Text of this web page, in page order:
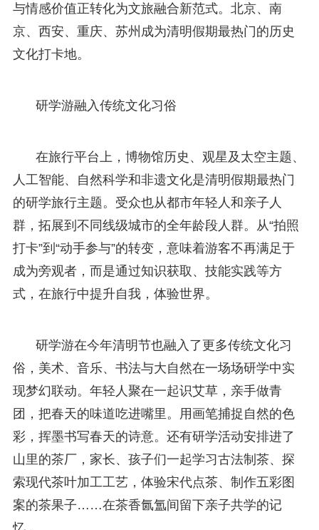
与情感价值正转化为文旅融合新范式。北京、南
京、西安、重庆、苏州成为清明假期最热门的历史
文化打卡地。
研学游融入传统文化习俗
在旅行平台上，博物馆历史、观星及太空主题、
人工智能、自然科学和非遗文化是清明假期最热门
的研学旅行主题。受众也从都市年轻人和亲子人
群，拓展到不同线级城市的全年龄段人群。从“拍照
打卡”到“动手参与”的转变，意味着游客不再满足于
成为旁观者，而是通过知识获取、技能实践等方
式，在旅行中提升自我，体验世界。
研学游在今年清明节也融入了更多传统文化习
俗，美术、音乐、书法与大自然在一场场研学中实
现梦幻联动。年轻人聚在一起识艾草，亲手做青
团，把春天的味道吃进嘴里。用画笔捕捉自然的色
彩，挥墨书写春天的诗意。还有研学活动安排进了
山里的茶厂，家长、孩子们一起学习古法制茶、探
索现代茶叶加工工艺，体验宋代点茶、制作五彩图
案的茶果子……在茶香氤氲间留下亲子共学的记